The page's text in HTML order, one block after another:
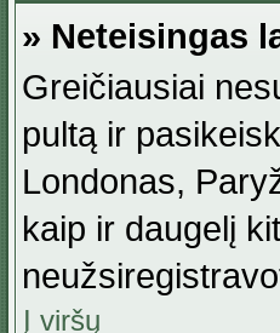
» Neteisingas
Greičiausiai
pultą ir
Londonas,
kaip ir daugelį
Į viršų